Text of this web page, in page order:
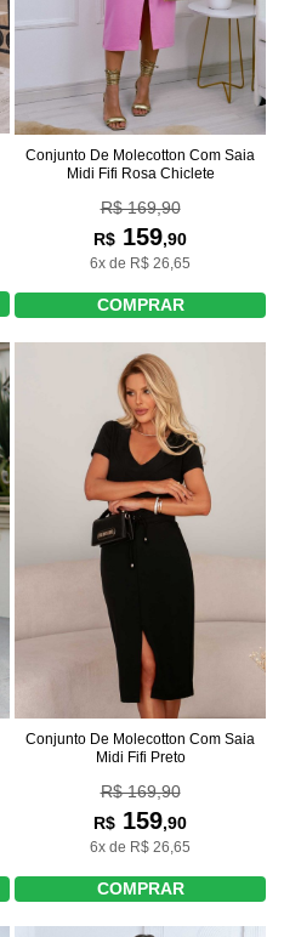
Conjunto De Molecotton Com Saia
Midi Fifi Rosa Chiclete
R$ 169,90
R$ 159,90
6x de R$ 26,65
COMPRAR
Conjunto De Molecotton Com Saia
Midi Fifi Preto
R$ 169,90
R$ 159,90
6x de R$ 26,65
COMPRAR